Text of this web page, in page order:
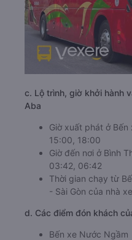
c. Lộ trình, giờ khởi hành
Aba
Giờ xuất phát ở
15:00, 18:00
Giờ đến nơi ở Bình
03:42, 06:42
Thời gian chạy từ
- Sài Gòn của nhà xe
d. Các điểm đón khách
Bến xe Nước Ngầm